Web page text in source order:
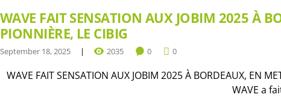
WAVE FAIT SENSATION AUX JOBIM 2025 À
PIONNIÈRE, LE CIBIG
September 18, 2025 2035 0 0
WAVE FAIT SENSATION AUX JOBIM 2025 À BORDEAUX, EN
WAVE a